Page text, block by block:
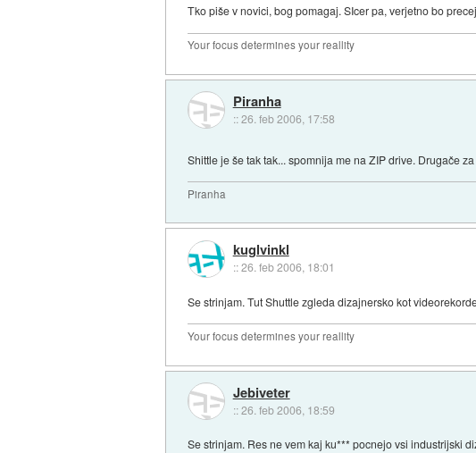
Tko piše v novici, bog pomagaj. SIcer pa, verjetno bo
Your focus determines your reallity
Piranha
::26. feb 2006, 17:58
Shittle je še tak tak... spomnija me na ZIP drive. Drugače
Piranha
kuglvinkl
::26. feb 2006, 18:01
Se strinjam. Tut Shuttle zgleda dizajnersko kot
Your focus determines your reallity
Jebiveter
::26. feb 2006, 18:59
Se strinjam. Res ne vem kaj ku*** pocnejo vsi industrijski